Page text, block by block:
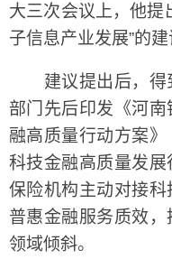
大三次会议上，他提
子信息产业发展”的建
建议提出后，得
部门先后印发《河
融高质量行动方案
科技金融高质量发
保险机构主动对接
普惠金融服务质效
领域倾斜。